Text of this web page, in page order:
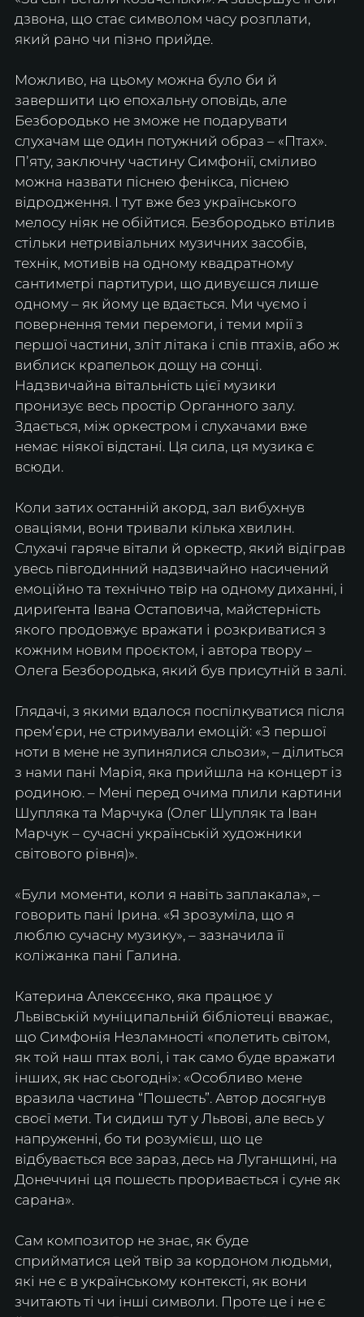
дзвона, що стає символом часу розплати,
який рано чи пізно прийде.
Можливо, на цьому можна було би й
завершити цю епохальну оповідь, але
Безбородько не зможе не подарувати
слухачам ще один потужний образ – «Птах».
Пʼяту, заключну частину Симфонії, сміливо
можна назвати піснею фенікса, піснею
відродження. І тут вже без українського
мелосу ніяк не обійтися. Безбородько втілив
стільки нетривіальних музичних засобів,
технік, мотивів на одному квадратному
сантиметрі партитури, що дивуєшся лише
одному – як йому це вдається. Ми чуємо і
повернення теми перемоги, і теми мрії з
першої частини, зліт літака і спів птахів, або ж
виблиск крапельок дощу на сонці.
Надзвичайна вітальність цієї музики
пронизує весь простір Органного залу.
Здається, між оркестром і слухачами вже
немає ніякої відстані. Ця сила, ця музика є
всюди.
Коли затих останній акорд, зал вибухнув
оваціями, вони тривали кілька хвилин.
Слухачі гаряче вітали й оркестр, який відіграв
увесь півгодинний надзвичайно насичений
емоційно та технічно твір на одному диханні, і
дириґента Івана Остаповича, майстерність
якого продовжує вражати і розкриватися з
кожним новим проєктом, і автора твору –
Олега Безбородька, який був присутній в залі.
Глядачі, з якими вдалося поспілкуватися після
премʼєри, не стримували емоцій: «З першої
ноти в мене не зупинялися сльози», – ділиться
з нами пані Марія, яка прийшла на концерт із
родиною. – Мені перед очима плили картини
Шупляка та Марчука (Олег Шупляк та Іван
Марчук – сучасні українській художники
світового рівня)».
«Були моменти, коли я навіть заплакала», –
говорить пані Ірина. «Я зрозуміла, що я
люблю сучасну музику», – зазначила її
коліжанка пані Галина.
Катерина Алексєєнко, яка працює у
Львівській муніципальній бібліотеці вважає,
що Симфонія Незламності «полетить світом,
як той наш птах волі, і так само буде вражати
інших, як нас сьогодні»: «Особливо мене
вразила частина “Пошесть”. Автор досягнув
своєї мети. Ти сидиш тут у Львові, але весь у
напруженні, бо ти розумієш, що це
відбувається все зараз, десь на Луганщині, на
Донеччині ця пошесть проривається і суне як
сарана».
Сам композитор не знає, як буде
сприйматися цей твір за кордоном людьми,
які не є в українському контексті, як вони
зчитають ті чи інші символи. Проте це і не є